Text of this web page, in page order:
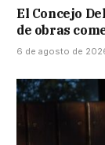
El Concejo
de obras
6 de agosto de